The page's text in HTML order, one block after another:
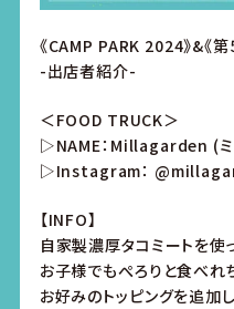
《CAMP PARK 2024》&《
-出店者紹介-
＜FOOD TRUCK＞
▷NAME：Millagarden (ミ
▷Instagram：
【INFO】
自家製濃厚タコミートを使
お子様でもぺろりと食べれ
お好みのトッピングを追加